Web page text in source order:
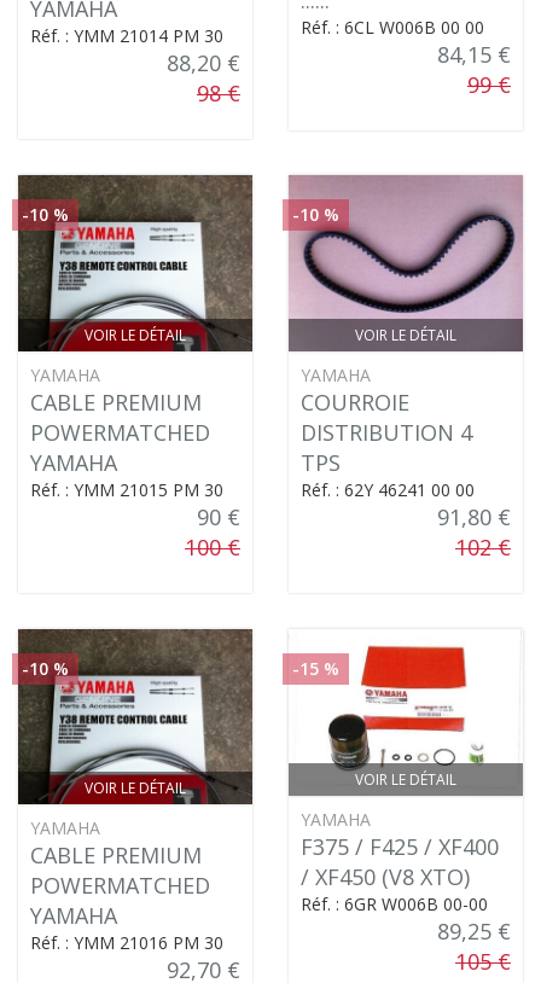
YAMAHA
Réf. : YMM 21014 PM 30
88,20 €
98 €
Réf. : 6CL W006B 00 00
84,15 €
99 €
VOIR LE DÉTAIL
-10 %
YAMAHA
CABLE PREMIUM
POWERMATCHED
YAMAHA
Réf. : YMM 21015 PM 30
90 €
100 €
VOIR LE DÉTAIL
-10 %
YAMAHA
COURROIE
DISTRIBUTION 4
TPS
Réf. : 62Y 46241 00 00
91,80 €
102 €
VOIR LE DÉTAIL
-10 %
YAMAHA
CABLE PREMIUM
POWERMATCHED
YAMAHA
Réf. : YMM 21016 PM 30
92,70 €
VOIR LE DÉTAIL
-15 %
YAMAHA
F375 / F425 / XF400
/ XF450 (V8 XTO)
Réf. : 6GR W006B 00-00
89,25 €
105 €